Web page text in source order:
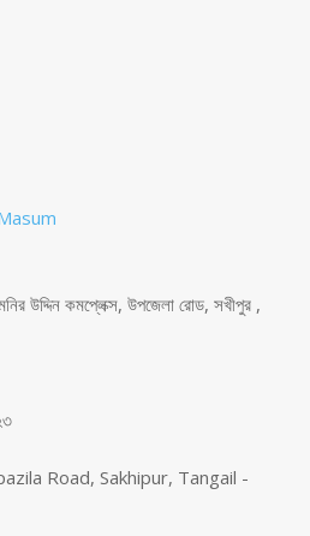
উদ্দিন কমপ্লেক্স, উপজেলা রোড, সখীপুর ,
Road, Sakhipur, Tangail -